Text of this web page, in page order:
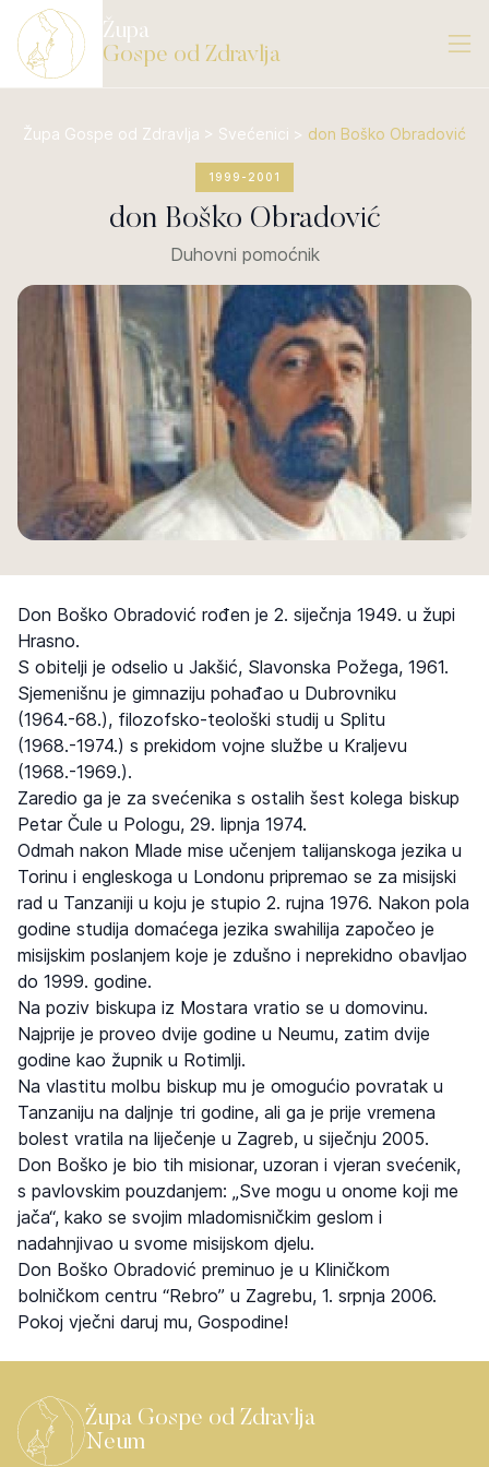
Župa
Gospe od Zdravlja
Župa Gospe od Zdravlja > Svećenici > don Boško Obradović
1999- 2001
don Boško Obradović
Duhovni pomoćnik
Don Boško Obradović rođen je 2. siječnja 1949. u župi
Hrasno.
S obitelji je odselio u Jakšić, Slavonska Požega, 1961.
Sjemenišnu je gimnaziju pohađao u Dubrovniku
(1964.-68.), filozofsko-teološki studij u Splitu
(1968.-1974.) s prekidom vojne službe u Kraljevu
(1968.-1969.).
Zaredio ga je za svećenika s ostalih šest kolega biskup
Petar Čule u Pologu, 29. lipnja 1974.
Odmah nakon Mlade mise učenjem talijanskoga jezika u
Torinu i engleskoga u Londonu pripremao se za misijski
rad u Tanzaniji u koju je stupio 2. rujna 1976. Nakon pola
godine studija domaćega jezika swahilija započeo je
misijskim poslanjem koje je zdušno i neprekidno obavljao
do 1999. godine.
Na poziv biskupa iz Mostara vratio se u domovinu.
Najprije je proveo dvije godine u Neumu, zatim dvije
godine kao župnik u Rotimlji.
Na vlastitu molbu biskup mu je omogućio povratak u
Tanzaniju na daljnje tri godine, ali ga je prije vremena
bolest vratila na liječenje u Zagreb, u siječnju 2005.
Don Boško je bio tih misionar, uzoran i vjeran svećenik,
s pavlovskim pouzdanjem: „Sve mogu u onome koji me
jača“, kako se svojim mladomisničkim geslom i
nadahnjivao u svome misijskom djelu.
Don Boško Obradović preminuo je u Kliničkom
bolničkom centru “Rebro” u Zagrebu, 1. srpnja 2006.
Pokoj vječni daruj mu, Gospodine!
Župa Gospe od Zdravlja
Neum